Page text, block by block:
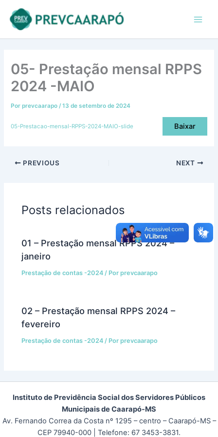
para
conteúdo
05- Prestação mensal RPPS
2024 -MAIO
Porprevcaarapo /13 de setembro de 2024
05-Prestacao-mensal-RPPS-2024-MAIO-slide Baixar
PREVIOUS NEXT
Posts relacionados
01 – Prestação mensal RPPS 2024 –
janeiro
Prestação de contas -2024 / Porprevcaarapo
02 – Prestação mensal RPPS 2024 –
fevereiro
Prestação de contas -2024 / Porprevcaarapo
Instituto de Previdência Social dos Servidores Públicos
Municipais de Caarapó-MS
Av. Fernando Correa da Costa nº 1295 – centro – Caarapó-MS –
CEP 79940-000
| Telefone: 67 3453-3831.